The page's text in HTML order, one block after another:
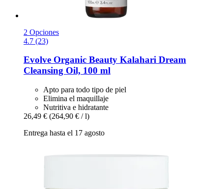
2 Opciones
4.7 (23)
Evolve Organic Beauty Kalahari Dream
Cleansing Oil, 100 ml
Apto para todo tipo de piel
Elimina el maquillaje
Nutritiva e hidratante
26,49 € (264,90 € / l)
Entrega hasta el 17 agosto